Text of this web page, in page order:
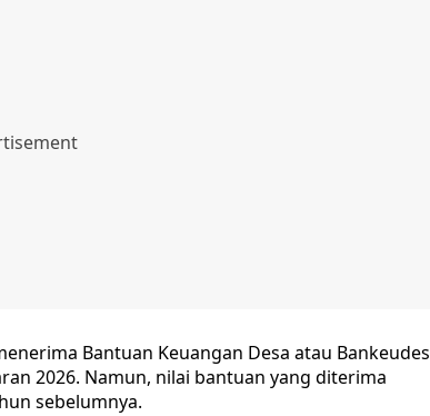
Bantuan Keuangan Desa atau Bankeudes
2026. Namun, nilai bantuan yang diterima
sebelumnya.